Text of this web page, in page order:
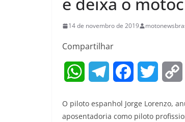
14 de novembro de 2019
Compartilhar
W
a
l
c
i
O piloto espanhol Jorge Lorenzo,
aposentadoria como piloto